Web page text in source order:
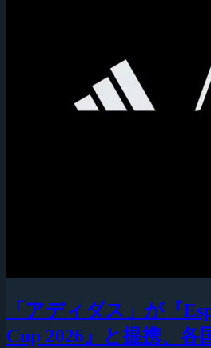
「アディダス」が『
Cup 2026』と提携、各